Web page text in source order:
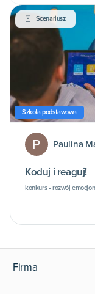
Scenariusz
Szkoła podstawowa
Paulina
Koduj i reaguj!
konkurs • rozwój
Firma